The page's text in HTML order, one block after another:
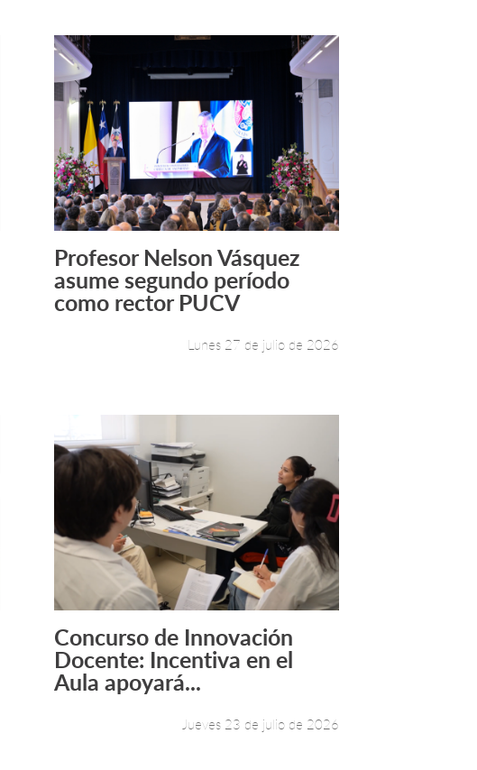
Leer más +
Profesor Nelson Vásquez
asume segundo período
como rector PUCV
Lunes 27 de julio de 2026
Leer más +
Concurso de Innovación
Docente: Incentiva en el
Aula apoyará...
Jueves 23 de julio de 2026